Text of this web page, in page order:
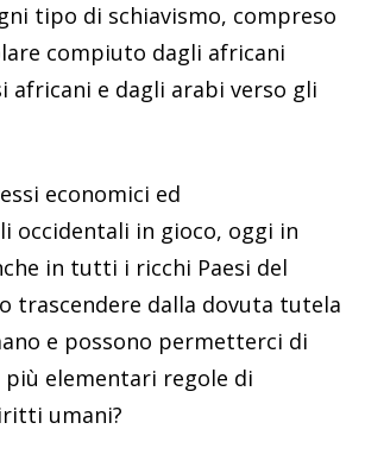
tipo di schiavismo, compreso
compiuto dagli africani
africani e dagli arabi verso gli
economici ed
occidentali in gioco, oggi in
in tutti i ricchi Paesi del
trascendere dalla dovuta tutela
e possono permetterci di
più elementari regole di
umani?